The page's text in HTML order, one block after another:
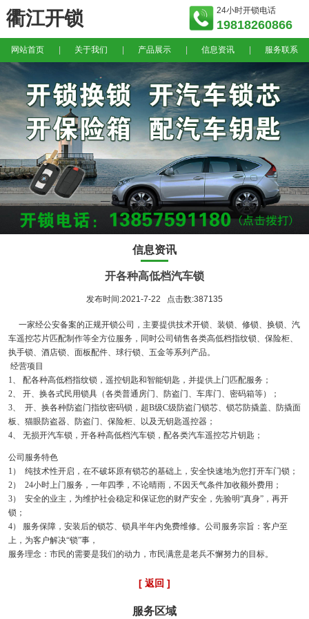
衢江开锁 24小时开锁电话
19818260866
网站首页 关于我们 产品展示 信息资讯 服务联系
信息资讯
开各种高低档汽车锁
发布时间:2021-7-22 点击数:387135
一家经公安备案的正规开锁公司，主要提供技术开锁、装锁、修锁、换锁、汽
车遥控芯片匹配制作等全方位服务，同时公司销售各类高低档指纹锁、保险柜、
执手锁、酒店锁、面板配件、球行锁、五金等系列产品。
经营项目
1、 配各种高低档指纹锁，遥控钥匙和智能钥匙，并提供上门匹配服务；
2、 开、换各式民用锁具（各类普通房门、防盗门、车库门、密码箱等）；
3、 开、换各种防盗门指纹密码锁，超B级C级防盗门锁芯、锁芯防撬盖、防撬面
板、猫眼防盗器、防盗门、保险柜、以及无钥匙遥控器；
4、 无损开汽车锁，开各种高低档汽车锁，配各类汽车遥控芯片钥匙；
公司服务特色
1） 纯技术性开启，在不破坏原有锁芯的基础上，安全快速地为您打开车门锁；
2） 24小时上门服务，一年四季，不论晴雨，不因天气条件加收额外费用；
3） 安全的业主，为维护社会稳定和保证您的财产安全，先验明“真身”，再开
锁；
4） 服务保障，安装后的锁芯、锁具半年内免费维修。公司服务宗旨：客户至
上，为客户解决“锁”事，
服务理念：市民的需要是我们的动力，市民满意是老兵不懈努力的目标。
[ 返回 ]
服务区域